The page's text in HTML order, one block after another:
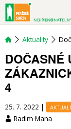
Aktuality
DOČASNÉ
4
25. 7. 2022 |
Radim Mana